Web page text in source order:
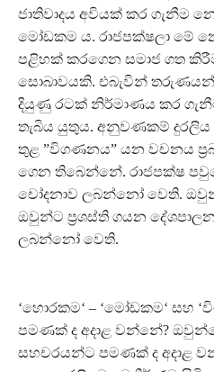
ජාතිවාදය අවියක් කර ගැනීම
මෝඩකම ය. රාජපක්ෂලා මේ
පළිහක් කරගෙන සමාජ ගත
සොබාවයකි. එබැවින් තරුණයන්
දියුණු රටක් නිර්මාණය කර
තැබිය යුතුය. අනුවණකම් දුරලිය
තුළ ”විගණනය” යන වචනය
ගෙන තිබෙන්නේ. රාජපක්ෂ
චෝදනාව ලබන්නෝ වෙති.
ඔවුන්ට ප්‍රශස්ති ගයන
ලබන්නෝ වෙති.
‘හොරකම‘ – ‘මෝඩකම‘ සහ
පමණක් ද අදාළ වන්නේ?
සහචරයන්ට පමණක් ද අදාළ